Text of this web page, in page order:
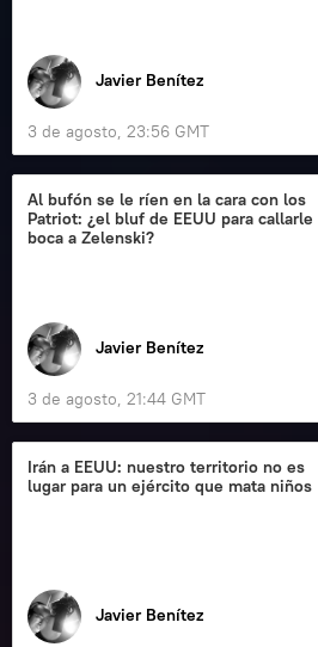
Javier Benítez
3 de agosto, 23:56 GMT
Al bufón se le ríen en la cara con los
Patriot: ¿el bluf de EEUU para callarle
boca a Zelenski?
Javier Benítez
3 de agosto, 21:44 GMT
Irán a EEUU: nuestro territorio no es
lugar para un ejército que mata niños
Javier Benítez